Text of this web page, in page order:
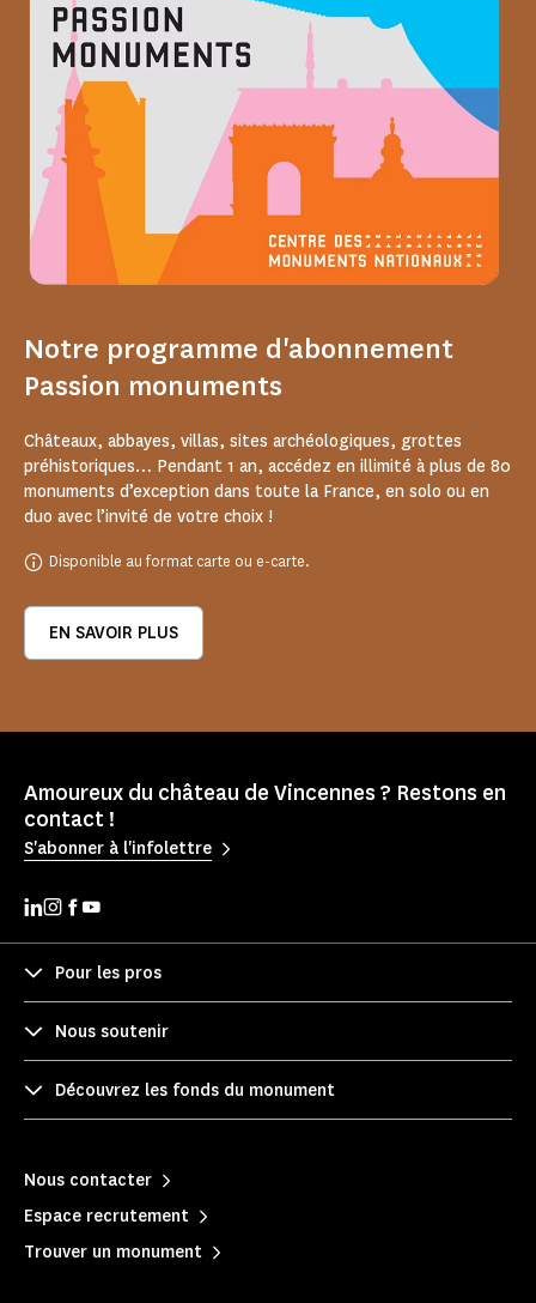
Notre programme d'abonnement
Passion monuments
Châteaux, abbayes, villas, sites archéologiques, grottes
préhistoriques… Pendant 1 an, accédez en illimité à plus de 80
monuments d’exception dans toute la France, en solo ou en
duo avec l’invité de votre choix !
Disponible au format carte ou e-carte.
EN SAVOIR PLUS
Amoureux du château de Vincennes ? Restons en
contact !
S'abonner à l'infolettre
Pour les pros
Nous soutenir
Découvrez les fonds du monument
Nous contacter
Espace recrutement
Trouver un monument